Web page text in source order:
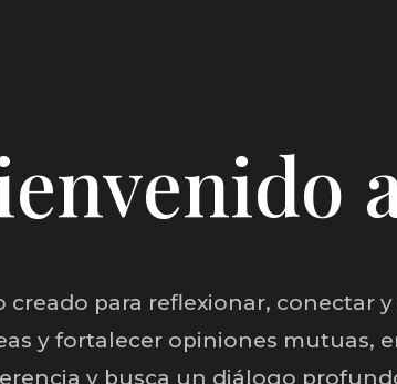
creado para reflexionar, conectar
y fortalecer opiniones mutuas,
y busca un diálogo